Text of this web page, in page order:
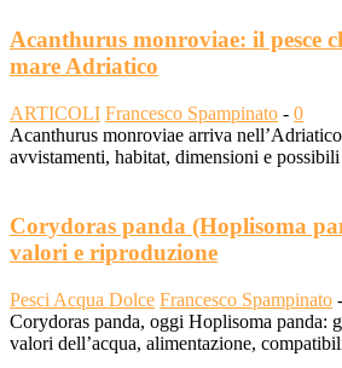
Acanthurus monroviae: il pesce
mare Adriatico
ARTICOLI Francesco Spampinato - 0
Acanthurus monroviae arriva
avvistamenti, habitat, dimensioni e
Corydoras panda (Hoplisoma
valori e riproduzione
Pesci Acqua Dolce Francesco Spampinato -
Corydoras panda, oggi Hoplisoma panda:
valori dell’acqua, alimentazione,